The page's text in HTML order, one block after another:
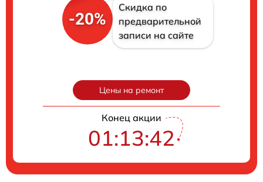
-20%
Скидка по
предварительной
записи на сайте
Цены на ремонт
Конец акции
01:13:41